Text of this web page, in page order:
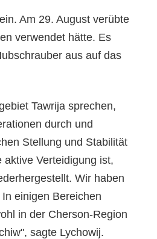
Am 29. August verübte
verwendet hätte. Es
aus auf das
Tawrija sprechen,
durch und
Stellung und Stabilität
Verteidigung ist,
Wir haben
einigen Bereichen
in der Cherson-Region
sagte Lychowij.